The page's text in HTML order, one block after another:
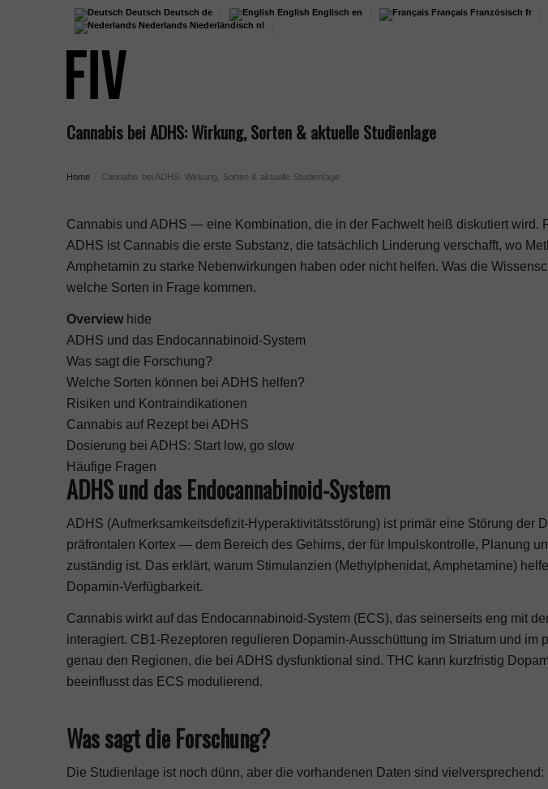
Deutsch Deutsch de English Englisch en Français Französisch fr
Nederlands Niederländisch nl
Cannabis bei ADHS: Wirkung, Sorten & aktuelle Studienlage
Home Cannabis bei ADHS: Wirkung, Sorten & aktuelle Studienlage
Cannabis und ADHS — eine Kombination, die in der Fachwelt heiß diskutiert wird.
ADHS ist Cannabis die erste Substanz, die tatsächlich Linderung verschafft, wo
Amphetamin zu starke Nebenwirkungen haben oder nicht helfen. Was die
welche Sorten in Frage kommen.
Overview hide
ADHS und das Endocannabinoid-System
Was sagt die Forschung?
Welche Sorten können bei ADHS helfen?
Risiken und Kontraindikationen
Cannabis auf Rezept bei ADHS
Dosierung bei ADHS: Start low, go slow
Häufige Fragen
ADHS und das Endocannabinoid-System
ADHS (Aufmerksamkeitsdefizit-Hyperaktivitätsstörung) ist primär eine Störung der
präfrontalen Kortex — dem Bereich des Gehirns, der für Impulskontrolle, Planung
zuständig ist. Das erklärt, warum Stimulanzien (Methylphenidat, Amphetamine)
Dopamin-Verfügbarkeit.
Cannabis wirkt auf das Endocannabinoid-System (ECS), das seinerseits eng mit
interagiert. CB1-Rezeptoren regulieren Dopamin-Ausschüttung im Striatum und im
genau den Regionen, die bei ADHS dysfunktional sind. THC kann kurzfristig
beeinflusst das ECS modulierend.
Was sagt die Forschung?
Die Studienlage ist noch dünn, aber die vorhandenen Daten sind vielversprechend: